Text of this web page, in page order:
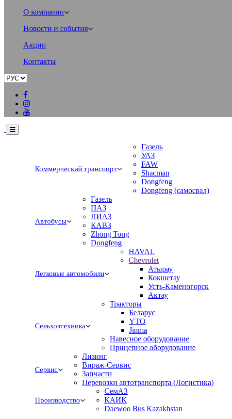
О компании
Новости и события
Акции
Контакты
Коммерческий транспорт
Газель
УАЗ
FAW
Shacman
Dongfeng
Dongfeng (самосвал)
Автобусы
Газель
ПАЗ
ЛИАЗ
КАВЗ
Zhong Tong
Dongfeng
Легковые автомобили
HAVAL
Chevrolet
Атырау
Кокшетау
Усть-Каменогорск
Актау
Сельхозтехника
Тракторы
Беларус
YTO
Jinma
Навесное оборудование
Прицепное оборудование
Сервис
Лизинг
Вираж-Сервис
Запчасти
Перевозки автотранспорта (Логистика)
Производство
СемАЗ
КАИК
Daewoo Bus Kazakhstan